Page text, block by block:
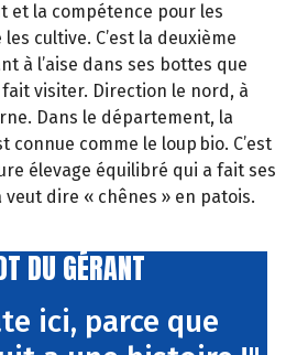
et la compétence pour les
cultive. C’est la deuxième
à l’aise dans ses bottes que
visiter. Direction le nord, à
Dans le département, la
connue comme le loup bio. C’est
élevage équilibré qui a fait ses
veut dire « chênes » en patois.
DU GÉRANT
ici, parce que